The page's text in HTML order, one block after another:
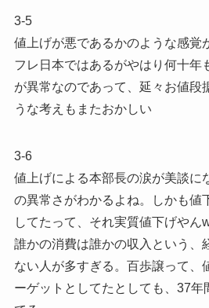
3-5
値上げが悪であるかのような感覚
フレ日本ではあるがやはり何十年
が異常なのであって、延々お値段
うな考えもまたおかしい
3-6
値上げによる本部長の涙が美談に
の異常さがわかるよね。しかも値
してたって、それ実質値下げやん
誰かの消費は誰かの収入という、
ない人が多すぎる。百歩譲って、
ーゲットとしてたとしても、37年